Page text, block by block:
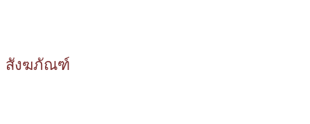
สังฆภัณฑ์